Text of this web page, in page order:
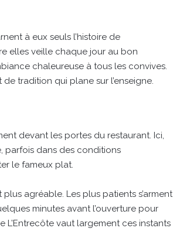
à eux seuls l’histoire de
elles veille chaque jour au bon
chaleureuse à tous les convives.
tradition qui plane sur l’enseigne.
devant les portes du restaurant. Ici,
parfois dans des conditions
le fameux plat.
agréable. Les plus patients s’arment
minutes avant l’ouverture pour
L’Entrecôte vaut largement ces instants